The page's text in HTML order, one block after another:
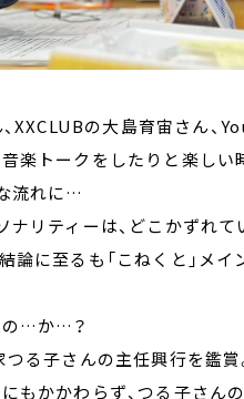
XXCLUBの大島育宙さん、
楽トークをしたりと楽しい
流れに…
リティーは、どこかずれ
論に至るも「こねくと」メ
…か…？
る子さんの主任興行を鑑賞
もかかわらず、つる子さん